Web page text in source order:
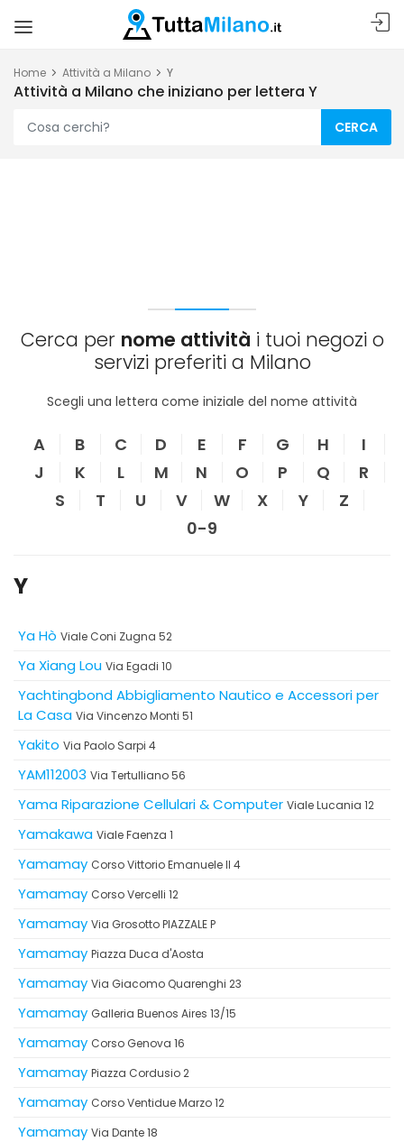
Home Attività a Milano Y
Attività a Milano che iniziano per lettera Y
CERCA
Cerca per nome attività i tuoi negozi o
servizi preferiti a Milano
Scegli una lettera come iniziale del nome attività
A B C D E F G H
I
J
K L M N O P Q
R
S
T U V W X Y
Z
0-9
Y
Ya Hò Viale Coni Zugna 52
Ya Xiang Lou Via Egadi 10
Yachtingbond Abbigliamento Nautico e Accessori per
La Casa Via Vincenzo Monti 51
Yakito Via Paolo Sarpi 4
YAM112003 Via Tertulliano 56
Yama Riparazione Cellulari & Computer Viale Lucania 12
Yamakawa Viale Faenza 1
Yamamay Corso Vittorio Emanuele II 4
Yamamay Corso Vercelli 12
Yamamay Via Grosotto PIAZZALE P
Yamamay Piazza Duca d'Aosta
Yamamay Via Giacomo Quarenghi 23
Yamamay Galleria Buenos Aires 13/15
Yamamay Corso Genova 16
Yamamay Piazza Cordusio 2
Yamamay Corso Ventidue Marzo 12
Yamamay Via Dante 18